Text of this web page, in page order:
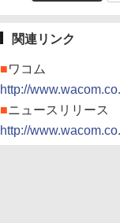
関連リンク
■ワコム
http://
■ニュースリリース
http://